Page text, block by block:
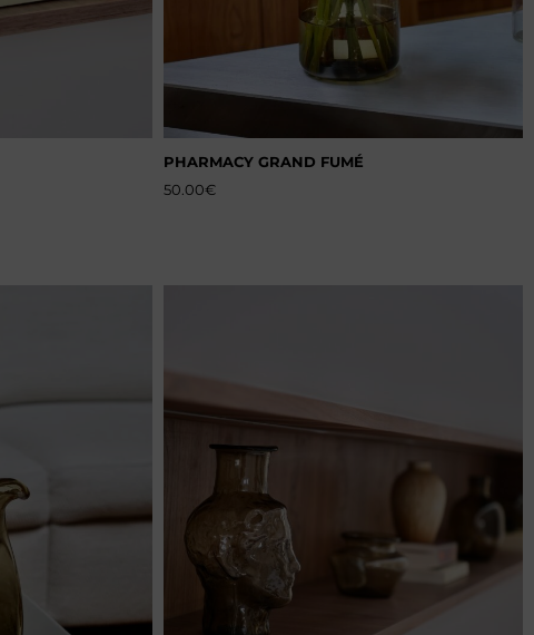
PHARMACY GRAND FUMÉ
50.00€